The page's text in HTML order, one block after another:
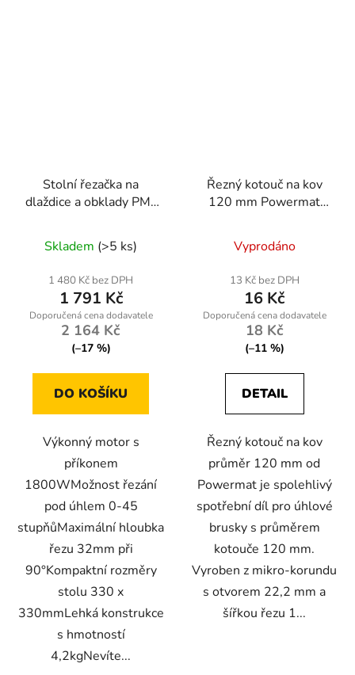
Stolní řezačka na
dlaždice a obklady PM-
Skladem (>5 ks)
1 480 Kč bez DPH
1 791 Kč
2 164 Kč
(–17 %)
DO KOŠÍKU
Výkonný motor s
příkonem
1800WMožnost řezání
pod úhlem 0-45
stupňůMaximální hloubka
řezu 32mm při
90°Kompaktní rozměry
stolu 330 x
330mmLehká konstrukce
s hmotností
4,2kgNevíte...
Řezný kotouč na kov
120 mm Powermat
Vyprodáno
13 Kč bez DPH
16 Kč
18 Kč
(–11 %)
DETAIL
Řezný kotouč na kov
průměr 120 mm od
Powermat je spolehlivý
spotřební díl pro úhlové
brusky s průměrem
kotouče 120 mm.
Vyroben z mikro-korundu
s otvorem 22,2 mm a
šířkou řezu 1...